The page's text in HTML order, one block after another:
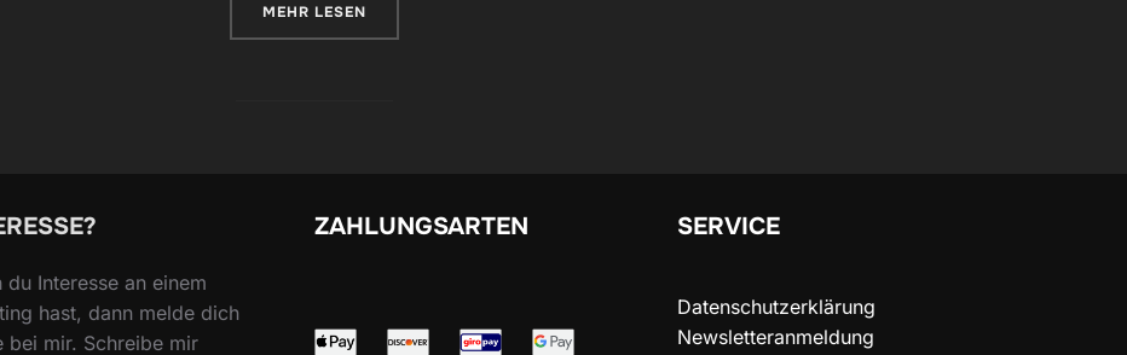
MEHR ÜBER „FOTOGRAFIE-GRUNDLAGEN – TEIL 10: PRAXISÜBUNGEN FÜR EINSTEIGER – SO TRAINIERST
LESEN
du Interesse an einem
hast, dann melde dich
bei mir. Schreibe mir
ZAHLUNGSARTEN SERVICE
Datenschutzerklärung
Newsletteranmeldung